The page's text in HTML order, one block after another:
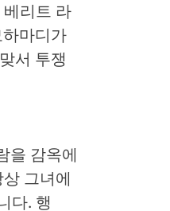
리트 라
마디가
서 투쟁
을 감옥에
그녀에
다. 행